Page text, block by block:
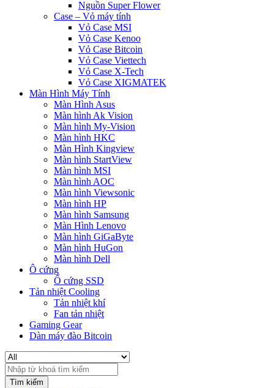
Nguồn Super Flower
Case – Vỏ máy tính
Vỏ Case MSI
Vỏ Case Kenoo
Vỏ Case Bitcoin
Vỏ Case Viettech
Vỏ Case X-Tech
Vỏ Case XIGMATEK
Màn Hình Máy Tính
Màn Hình Asus
Màn hình Ak Vision
Màn hình My-Vision
Màn hình HKC
Màn Hình Kingview
Màn hình StartView
Màn hình MSI
Màn hình AOC
Màn hình Viewsonic
Màn hình HP
Màn hình Samsung
Màn Hình Lenovo
Màn hình GiGaByte
Màn hình HuGon
Màn hình Dell
Ô cứng
Ổ cứng SSD
Tản nhiệt Cooling
Tản nhiệt khí
Fan tản nhiệt
Gaming Gear
Dàn máy đào Bitcoin
Search
for: